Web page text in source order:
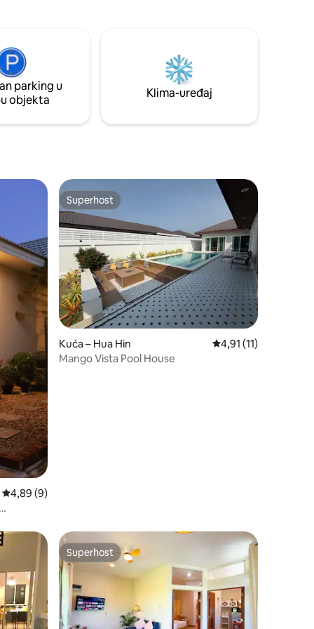
-
Vaša skrivena oaza vas čeka! Ovaj je
smještaj opremljen solarnim sustavom
od 10 kW i baterijom od 16 kWh, što
omogućuje da većina kuće ima struju
parking u
objekta
Klima-uređaj
Prosječna ocjena: 4,89/5, recenzija: 9
4,89 (9)
Superhost
Superhost
Kuća – Hua Hin Prosječna ocjena:
4,91 (11)
Mango Vista Pool House
Superhost
Superhost